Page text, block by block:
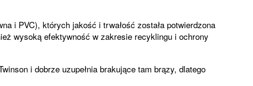
i PVC), których jakość i trwałość została potwierdzona
wysoką efektywność w zakresie recyklingu i ochrony
i dobrze uzupełnia brakujące tam brązy, dlatego